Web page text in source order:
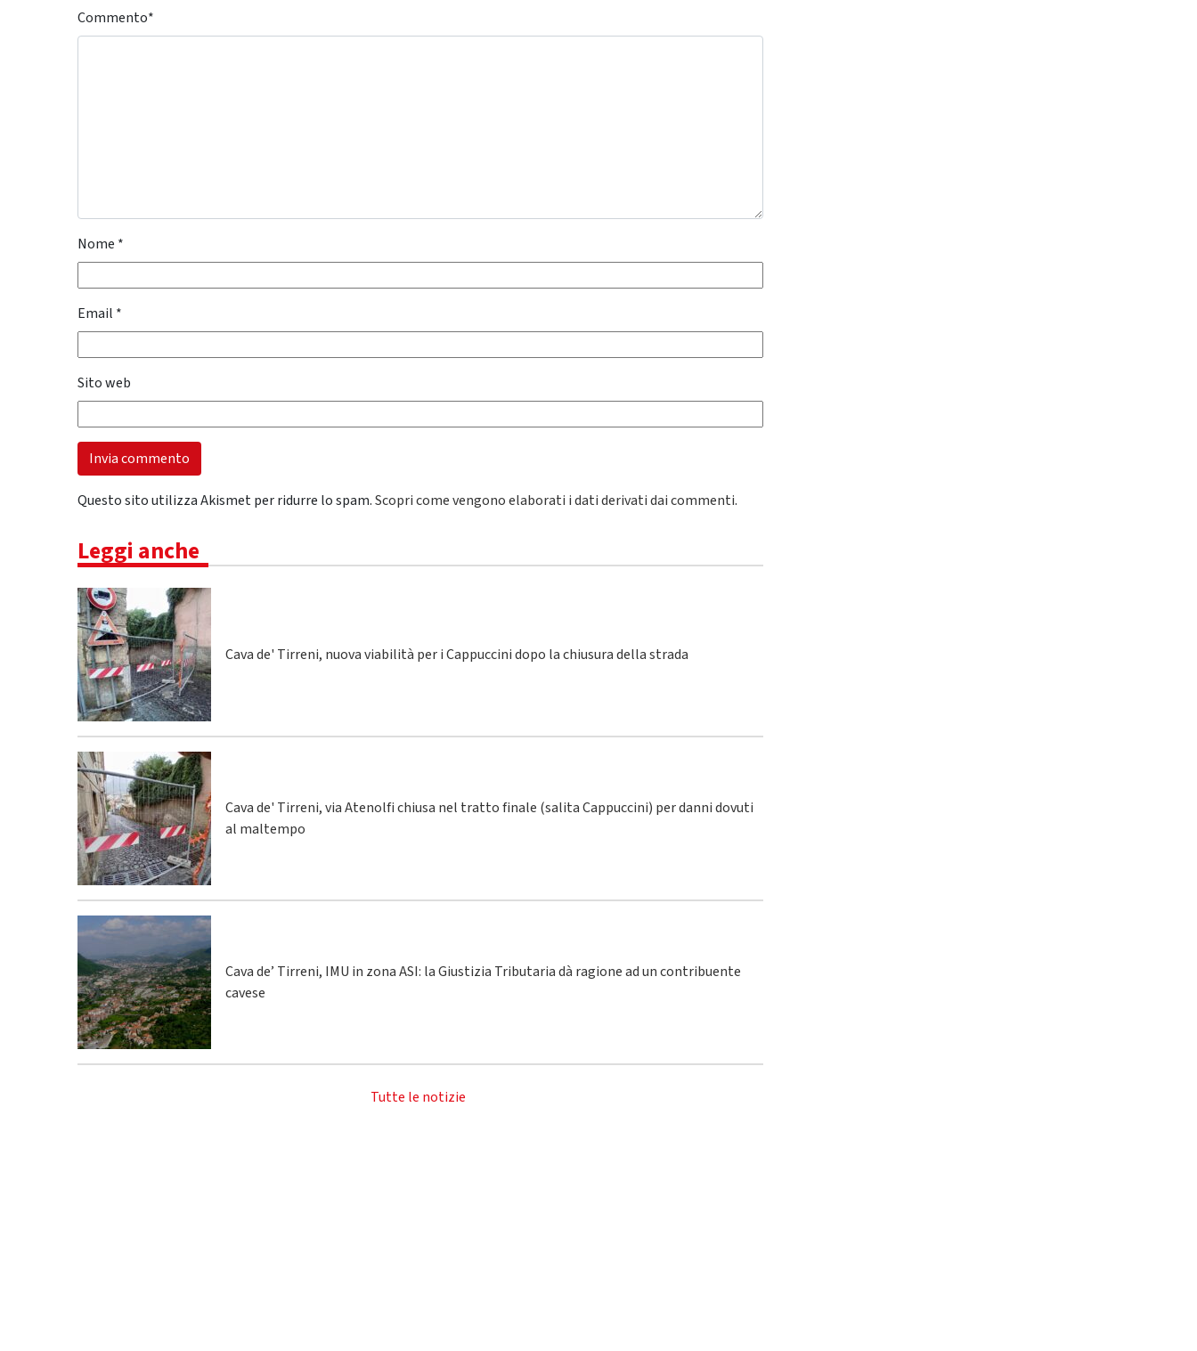
Commento*
Nome *
Email *
Sito web
Questo sito utilizza Akismet per ridurre lo spam.Scopri come vengono elaborati i dati derivati dai commenti.
Leggi anche
Cava de' Tirreni, nuova viabilità per i Cappuccini dopo la chiusura della strada
Cava de' Tirreni, via Atenolfi chiusa nel tratto finale (salita Cappuccini) per danni dovuti
al maltempo
Cava de’ Tirreni, IMU in zona ASI: la Giustizia Tributaria dà ragione ad un contribuente
cavese
Tutte le notizie